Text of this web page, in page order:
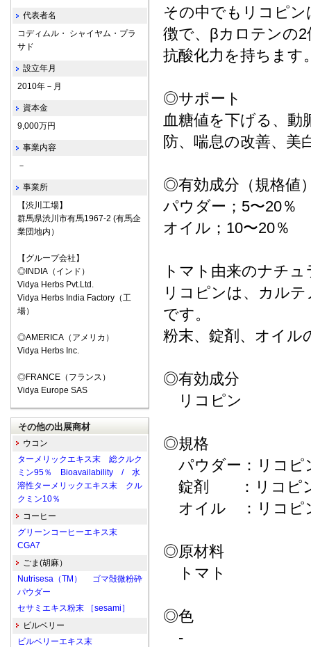
その中でもリコピ
徴で、βカロテンの
抗酸化力を持ちます
◎サポート
血糖値を下げる、動
防、喘息の改善、美
◎有効成分（規格値
パウダー；5〜20％
オイル；10〜20％
トマト由来のナチ
リコピンは、カル
です。
粉末、錠剤、オイル
◎有効成分
リコピン
◎規格
パウダー：リコ
錠剤 ：リコピ
オイル ：リコピ
◎原材料
トマト
◎色
-
代表者名
コディムル・ シャイヤム・プラ
サド
設立年月
2010年－月
資本金
9,000万円
事業内容
－
事業所
【渋川工場】
群馬県渋川市有馬1967-2 (有馬企
業団地内）
【グループ会社】
◎INDIA（インド）
Vidya Herbs Pvt.Ltd.
Vidya Herbs India Factory（工
場）
◎AMERICA（アメリカ）
Vidya Herbs Inc.
◎FRANCE（フランス）
Vidya Europe SAS
その他の出展商材
ウコン
ターメリックエキス末 総クルク
ミン95％ Bioavailability / 水
溶性ターメリックエキス末 クル
クミン10％
コーヒー
グリーンコーヒーエキス末
CGA7
ごま(胡麻）
Nutrisesa（TM） ゴマ殻微粉砕
パウダー
セサミエキス粉末 ［sesami］
ビルベリー
ビルベリーエキス末